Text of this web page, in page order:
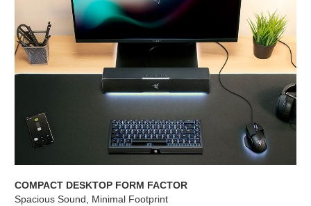
COMPACT DESKTOP FORM FACTOR
Spacious Sound, Minimal Footprint